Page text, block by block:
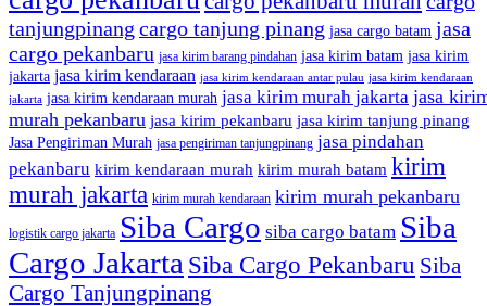
tanjungpinang cargo tanjung pinang jasa cargo batam jasa
cargo pekanbaru jasa kirim barang pindahan jasa kirim batam jasa kirim
jakarta jasa kirim kendaraan jasa kirim kendaraan antar pulau jasa kirim kendaraan
jakarta jasa kirim kendaraan murah jasa kirim murah jakarta jasa
murah pekanbaru jasa kirim pekanbaru jasa kirim tanjung pinang
Jasa Pengiriman Murah jasa pengiriman tanjungpinang jasa pindahan
pekanbaru kirim kendaraan murah kirim murah batam kirim
murah jakarta kirim murah kendaraan kirim murah pekanbaru
logistik cargo jakarta Siba Cargo siba cargo batam Siba
Cargo Jakarta Siba Cargo Pekanbaru Siba
Cargo Tanjungpinang